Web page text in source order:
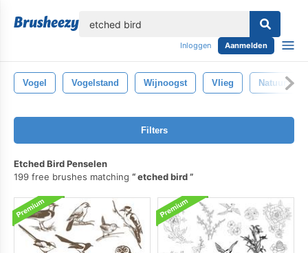
Inloggen Aanmelden
Vogel Vogelstand Wijnoogst Vlieg Natuur
Filters
Etched Bird Penselen
199 free brushes matching
etched bird